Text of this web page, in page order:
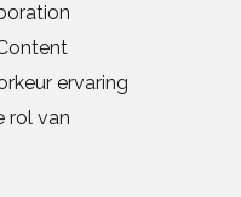
ervaring
rol van